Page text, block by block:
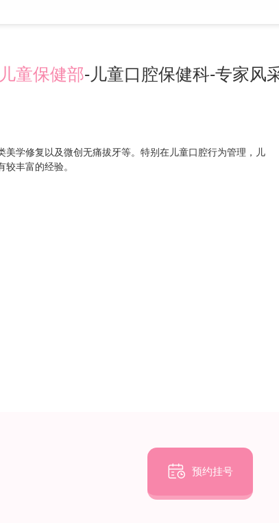
儿童保健部-儿童口腔保健科-专家风
学修复以及微创无痛拔牙等。特别在儿童口腔行为管理，儿
丰富的经验。
 预约挂号